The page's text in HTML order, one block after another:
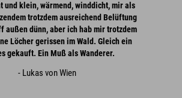
und klein, wärmend, winddicht, mir als
trotzdem ausreichend Belüftung
außen dünn, aber ich hab mir trotzdem
Löcher gerissen im Wald. Gleich ein
gekauft. Ein Muß als Wanderer.
- Lukas von Wien